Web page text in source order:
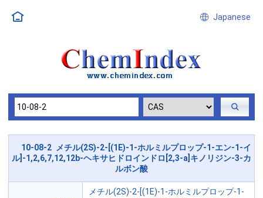
Japanese
10-08-2 メチル(2S)-2-[(1E)-1-ホルミルプロップ-1-エン-1-イ
ル]-1,2,6,7,12,12b-ヘキサヒドロインドロ[2,3-a]キノリジン-3-カ
ルボン酸
メチル(2S)-2-[(1E)-1-ホルミルプロップ-1-